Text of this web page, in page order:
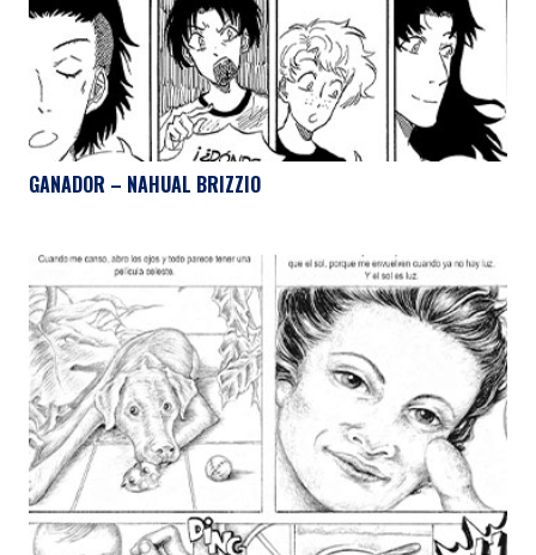
GANADOR – NAHUAL BRIZZIO